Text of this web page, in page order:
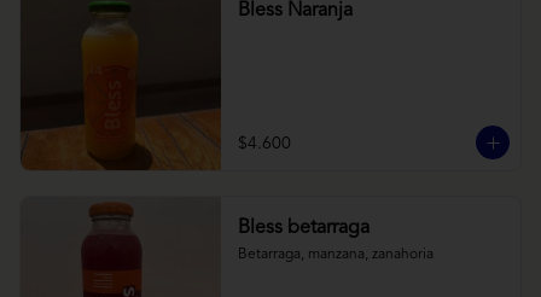
Bless Naranja
$4.600
Bless betarraga
Betarraga, manzana, zanahoria